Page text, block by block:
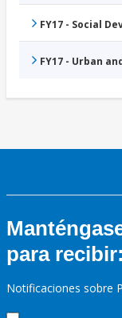
FY17 - Social
FY17 - Urban
para recibir:
Notificaciones sobre